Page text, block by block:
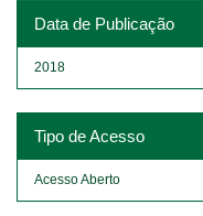
Data de Publicação
2018
Tipo de Acesso
Acesso Aberto